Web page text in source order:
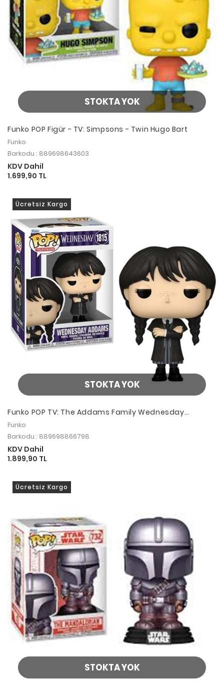
STOKTA YOK
Funko POP Figür - TV: Simpsons - Twin Hugo Bart
Funko
Barkodu : 889698643603
KDV Dahil
1.699,90 TL
STOKTA YOK
Ücretsiz Kargo
Funko POP TV: The Addams Family Wednesday
Addams (Black Coat)
Funko
Barkodu : 889698866798
KDV Dahil
1.899,90 TL
STOKTA YOK
Ücretsiz Kargo